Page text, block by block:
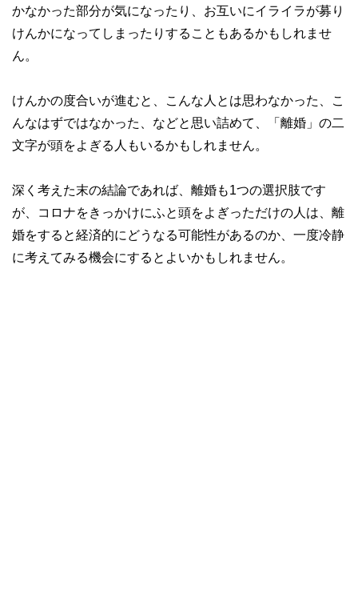
かなかった部分が気になったり、お互いにイライラが募り
けんかになってしまったりすることもあるかもしれませ
ん。
けんかの度合いが進むと、こんな人とは思わなかった、こ
んなはずではなかった、などと思い詰めて、「離婚」の二
文字が頭をよぎる人もいるかもしれません。
深く考えた末の結論であれば、離婚も1つの選択肢です
が、コロナをきっかけにふと頭をよぎっただけの人は、離
婚をすると経済的にどうなる可能性があるのか、一度冷静
に考えてみる機会にするとよいかもしれません。